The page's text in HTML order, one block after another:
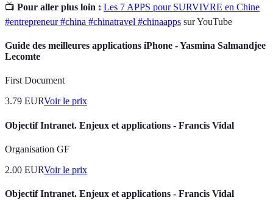
📺 Pour aller plus loin : Les 7 APPS pour SURVIVRE en Chine
#entrepreneur #china #chinatravel #chinaapps sur YouTube
Guide des meilleures applications iPhone - Yasmina Salmandjee
Lecomte
First Document
3.79 EURVoir le prix
Objectif Intranet. Enjeux et applications - Francis Vidal
Organisation GF
2.00 EURVoir le prix
Objectif Intranet. Enjeux et applications - Francis Vidal